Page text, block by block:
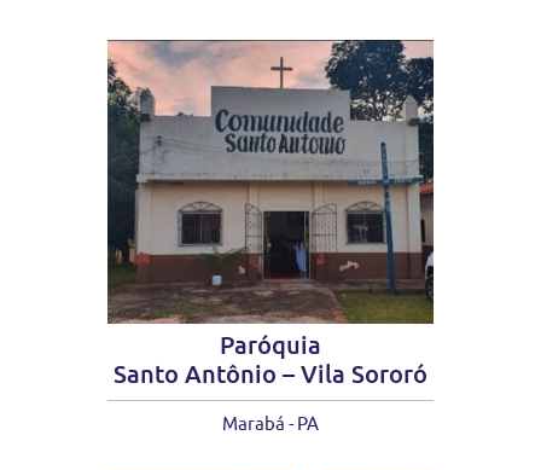
Paróquia
Santo Antônio – Vila Sororó
Marabá - PA